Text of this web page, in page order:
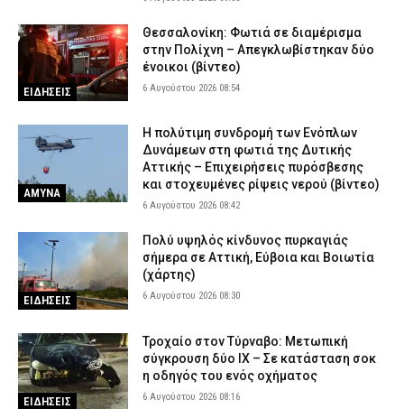
των τριών της σπείρας των μετασχηματιστών
ΔΙΚΑΙΟΣΥΝΗ 5 Αυγούστου 2026 19:55
ΕΙΔΗΣΕΙΣ
Θεσσαλονίκη: Φωτιά σε διαμέρισμα
στην Πολίχνη – Απεγκλωβίστηκαν δύο
ένοικοι (βίντεο)
6 Αυγούστου 2026 08:54
ΑΜΥΝΑ
H πολύτιμη συνδρομή των Ενόπλων
Δυνάμεων στη φωτιά της Δυτικής
Αττικής – Επιχειρήσεις πυρόσβεσης
και στοχευμένες ρίψεις νερού (βίντεο)
6 Αυγούστου 2026 08:42
ΕΙΔΗΣΕΙΣ
Πολύ υψηλός κίνδυνος πυρκαγιάς
σήμερα σε Αττική, Εύβοια και Βοιωτία
(χάρτης)
6 Αυγούστου 2026 08:30
ΕΙΔΗΣΕΙΣ
Τροχαίο στον Τύρναβο: Μετωπική
σύγκρουση δύο ΙΧ – Σε κατάσταση σοκ
η οδηγός του ενός οχήματος
6 Αυγούστου 2026 08:16